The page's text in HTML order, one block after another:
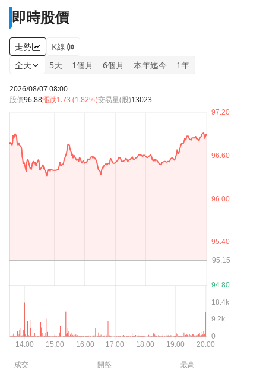
即時股價
走勢
K線
全天
5天 1個月 6個月 本年迄今 1年
2026/08/07 08:00
股價96.88漲跌1.73 (1.82%)交易量(股)13023
成交 開盤 最高